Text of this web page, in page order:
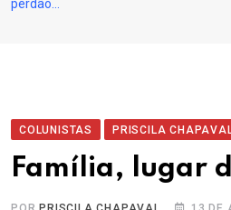
perdão…
COLUNISTAS PRISCILA
Família, lugar